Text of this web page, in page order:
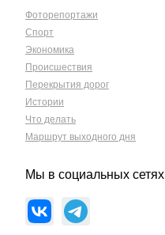
Фоторепортажи
Спорт
Экономика
Происшествия
Перекрытия дорог
Истории
Что делать
Маршрут выходного дня
Мы в социальных сетях